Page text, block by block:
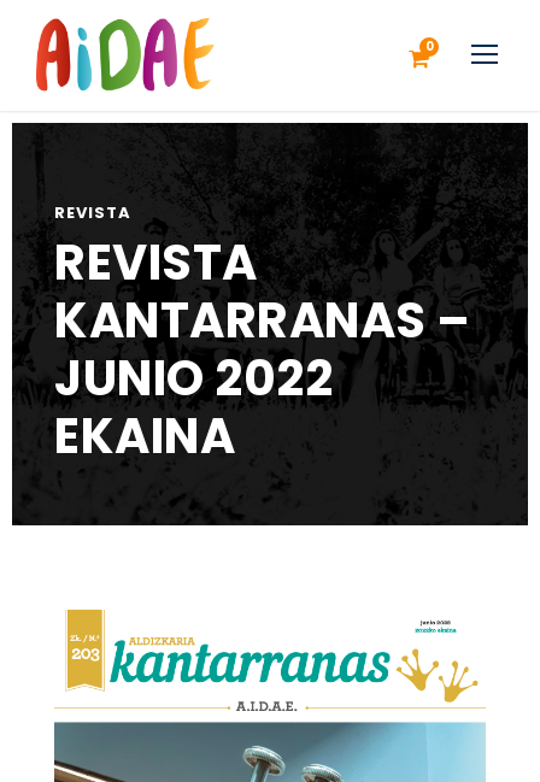
0
REVISTA
REVISTA
KANTARRANAS –
JUNIO 2022
EKAINA